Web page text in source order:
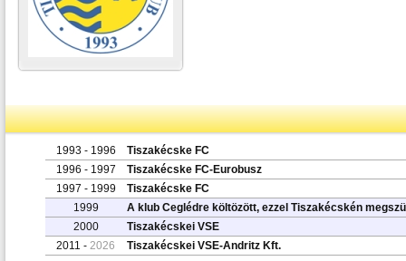
1993 - 1996
Tiszakécske FC
1996 - 1997
Tiszakécske FC-Eurobusz
1997 - 1999
Tiszakécske FC
1999
A klub Ceglédre költözött, ezzel Tiszakécskén
2000
Tiszakécskei VSE
2011 -2026 Tiszakécskei VSE-Andritz Kft.